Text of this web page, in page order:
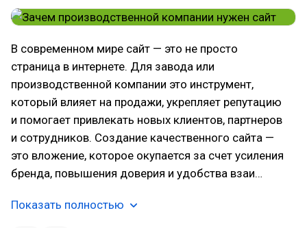
В современном мире сайт — это не просто
страница в интернете. Для завода или
производственной компании это инструмент,
который влияет на продажи, укрепляет репутацию
и помогает привлекать новых клиентов, партнеров
и сотрудников. Создание качественного сайта —
это вложение, которое окупается за счет усиления
бренда, повышения доверия и удобства взаи…
Показать полностью